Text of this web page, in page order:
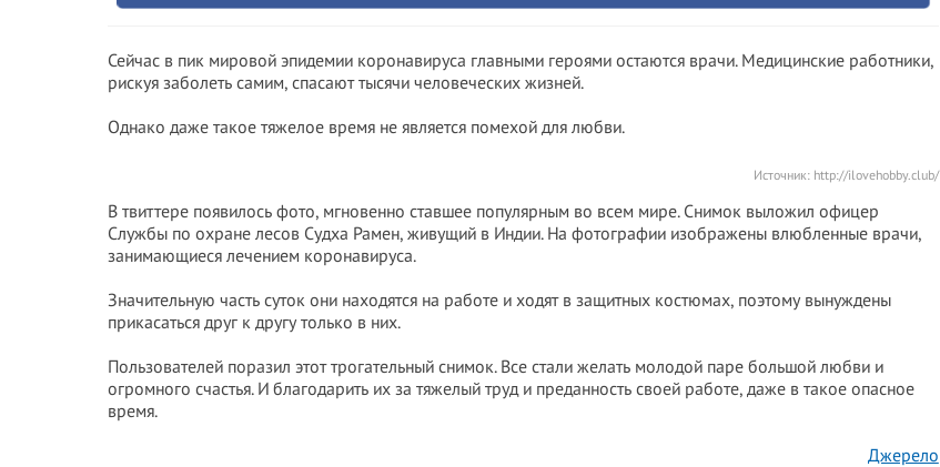
Сейчас в пик мировой эпидемии коронавируса главными героями остаются врачи. Медицинские работники,
рискуя заболеть самим, спасают тысячи человеческих жизней.
Однако даже такое тяжелое время не является помехой для любви.
Источник: http://ilovehobby.club/
В твиттере появилось фото, мгновенно ставшее популярным во всем мире. Снимок выложил офицер
Службы по охране лесов Судха Рамен, живущий в Индии. На фотографии изображены влюбленные врачи,
занимающиеся лечением коронавируса.
Значительную часть суток они находятся на работе и ходят в защитных костюмах, поэтому вынуждены
прикасаться друг к другу только в них.
Пользователей поразил этот трогательный снимок. Все стали желать молодой паре большой любви и
огромного счастья. И благодарить их за тяжелый труд и преданность своей работе, даже в такое опасное
время.
Джерело